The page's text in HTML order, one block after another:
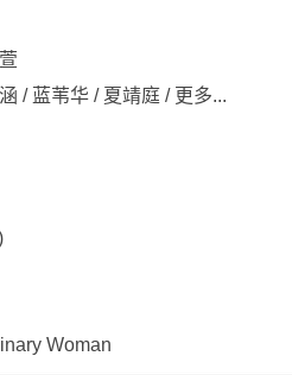
/ 蓝苇华 / 夏靖庭 / 更多...
Woman